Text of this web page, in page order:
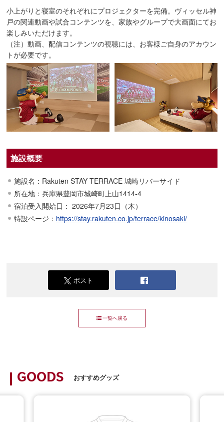
小上がりと寝室のそれぞれにプロジェクターを完備。ヴィッセル神
戸の関連動画や試合コンテンツを、家族やグループで大画面にてお
楽しみいただけます。
（注）動画、配信コンテンツの視聴には、お客様ご自身のアカウン
トが必要です。
施設概要
施設名：Rakuten STAY TERRACE 城崎リバーサイド
所在地：兵庫県豊岡市城崎町上山1414-4
宿泊受入開始日： 2026年7月23日（木）
特設ページ： https://stay.rakuten.co.jp/terrace/kinosaki/
ポスト
一覧へ戻る
GOODS おすすめグッズ